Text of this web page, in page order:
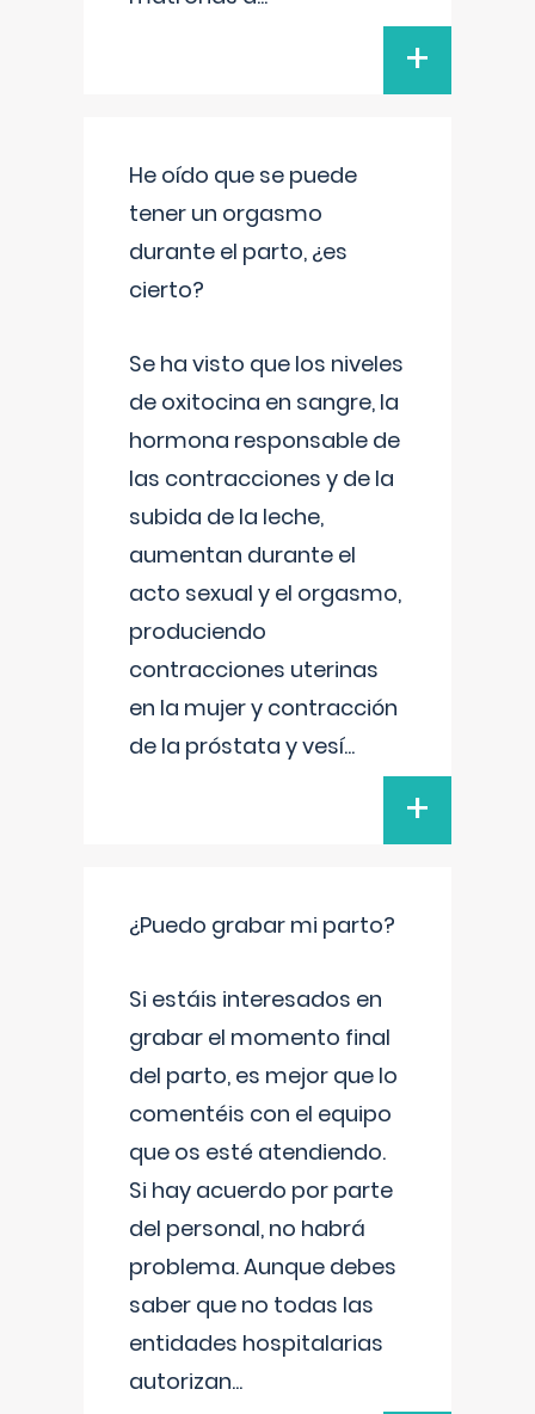
+
He oído que se puede
tener un orgasmo
durante el parto, ¿es
cierto?
Se ha visto que los niveles
de oxitocina en sangre, la
hormona responsable de
las contracciones y de la
subida de la leche,
aumentan durante el
acto sexual y el orgasmo,
produciendo
contracciones uterinas
en la mujer y contracción
de la próstata y vesí...
+
¿Puedo grabar mi parto?
Si estáis interesados en
grabar el momento final
del parto, es mejor que lo
comentéis con el equipo
que os esté atendiendo.
Si hay acuerdo por parte
del personal, no habrá
problema. Aunque debes
saber que no todas las
entidades hospitalarias
autorizan...